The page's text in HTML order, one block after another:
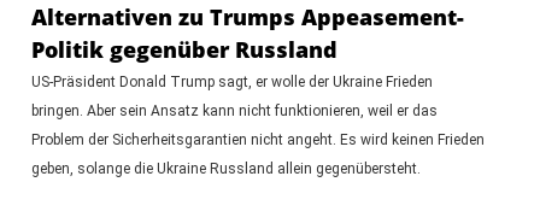
Alternativen zu Trumps Appeasement-
Politik gegenüber Russland
US-Präsident Donald Trump sagt, er wolle der Ukraine Frieden
bringen. Aber sein Ansatz kann nicht funktionieren, weil er das
Problem der Sicherheitsgarantien nicht angeht. Es wird keinen Frieden
geben, solange die Ukraine Russland allein gegenübersteht.